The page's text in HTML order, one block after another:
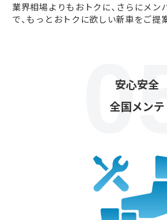
業界相場よりもおトクに、さらにメン
で、もっとおトクに欲しい新車をご提
安心安全
全国メンテ